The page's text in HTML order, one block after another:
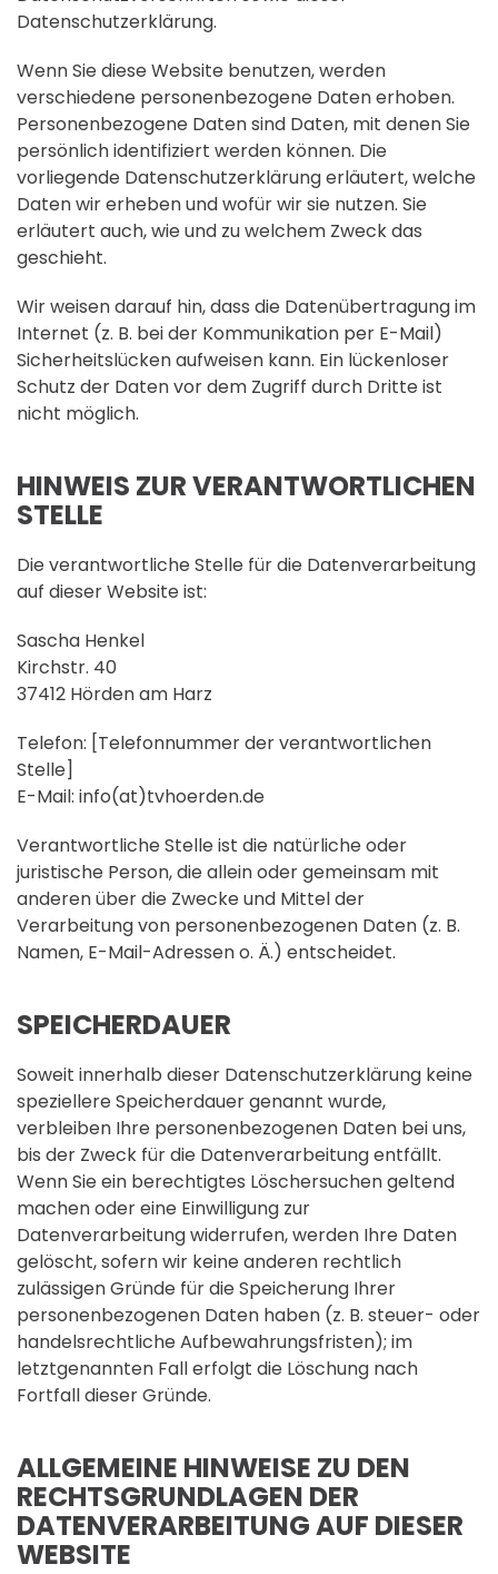
Datenschutzerklärung.
Wenn Sie diese Website benutzen, werden
verschiedene personenbezogene Daten erhoben.
Personenbezogene Daten sind Daten, mit denen Sie
persönlich identifiziert werden können. Die
vorliegende Datenschutzerklärung erläutert, welche
Daten wir erheben und wofür wir sie nutzen. Sie
erläutert auch, wie und zu welchem Zweck das
geschieht.
Wir weisen darauf hin, dass die Datenübertragung im
Internet (z. B. bei der Kommunikation per E-Mail)
Sicherheitslücken aufweisen kann. Ein lückenloser
Schutz der Daten vor dem Zugriff durch Dritte ist
nicht möglich.
HINWEIS ZUR VERANTWORTLICHEN
STELLE
Die verantwortliche Stelle für die Datenverarbeitung
auf dieser Website ist:
Sascha Henkel
Kirchstr. 40
37412 Hörden am Harz
Telefon: [Telefonnummer der verantwortlichen
Stelle]
E-Mail: info(at)tvhoerden.de
Verantwortliche Stelle ist die natürliche oder
juristische Person, die allein oder gemeinsam mit
anderen über die Zwecke und Mittel der
Verarbeitung von personenbezogenen Daten (z. B.
Namen, E-Mail-Adressen o. Ä.) entscheidet.
SPEICHERDAUER
Soweit innerhalb dieser Datenschutzerklärung keine
speziellere Speicherdauer genannt wurde,
verbleiben Ihre personenbezogenen Daten bei uns,
bis der Zweck für die Datenverarbeitung entfällt.
Wenn Sie ein berechtigtes Löschersuchen geltend
machen oder eine Einwilligung zur
Datenverarbeitung widerrufen, werden Ihre Daten
gelöscht, sofern wir keine anderen rechtlich
zulässigen Gründe für die Speicherung Ihrer
personenbezogenen Daten haben (z. B. steuer- oder
handelsrechtliche Aufbewahrungsfristen); im
letztgenannten Fall erfolgt die Löschung nach
Fortfall dieser Gründe.
ALLGEMEINE HINWEISE ZU DEN
RECHTSGRUNDLAGEN DER
DATENVERARBEITUNG AUF DIESER
WEBSITE